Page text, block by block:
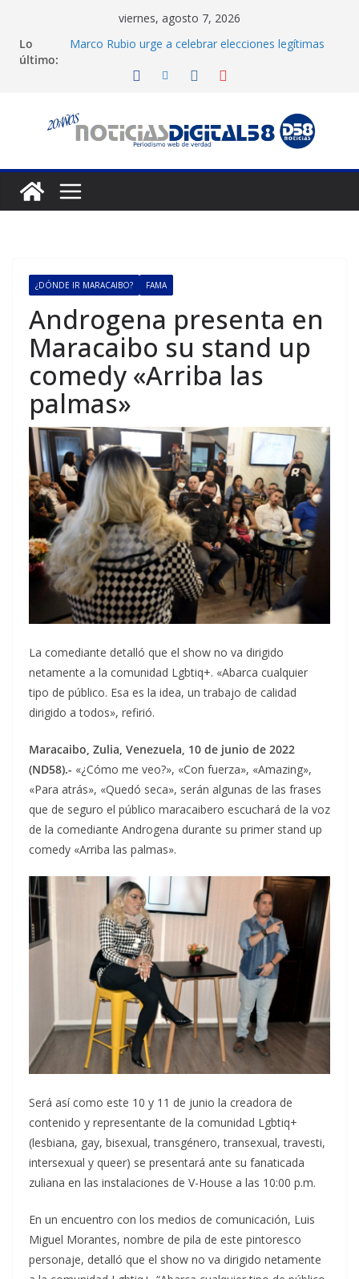
contenido
viernes, agosto 7, 2026
Lo
último:
Marco Rubio urge a celebrar elecciones legítimas
Liga FutVe: Rayo Zuliano busca redimirse en su
venezolano en el exterior
Hallan el cuerpo del montañista Nirmal Purja tras
Machado exige un cronograma electoral a la mesa
de diálogo
¿DÓNDE IR MARACAIBO? FAMA
Androgena presenta en
Maracaibo su stand up
comedy «Arriba las
palmas»
La comediante detalló que el show no va dirigido
netamente a la comunidad Lgbtiq+. «Abarca cualquier
tipo de público. Esa es la idea, un trabajo de calidad
dirigido a todos», refirió.
Maracaibo, Zulia, Venezuela, 10 de junio de 2022
(ND58).- «¿Cómo me veo?», «Con fuerza», «Amazing»,
«Para atrás», «Quedó seca», serán algunas de las frases
que de seguro el público maracaibero escuchará de la voz
de la comediante Androgena durante su primer stand up
comedy «Arriba las palmas».
Será así como este 10 y 11 de junio la creadora de
contenido y representante de la comunidad Lgbtiq+
(lesbiana, gay, bisexual, transgénero, transexual, travesti,
intersexual y queer) se presentará ante su fanaticada
zuliana en las instalaciones de V-House a las 10:00 p.m.
En un encuentro con los medios de comunicación, Luis
Miguel Morantes, nombre de pila de este pintoresco
personaje, detalló que el show no va dirigido netamente